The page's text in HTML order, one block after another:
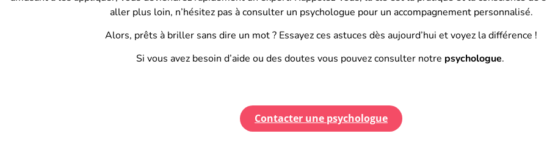
aller plus loin, n’hésitez pas à consulter un psychologue pour un accompagnement personnalisé.
Alors, prêts à briller sans dire un mot ? Essayez ces astuces dès aujourd’hui et voyez la différence !
Si vous avez besoin d’aide ou des doutes vous pouvez consulter notre psychologue.
Contacter une psychologue